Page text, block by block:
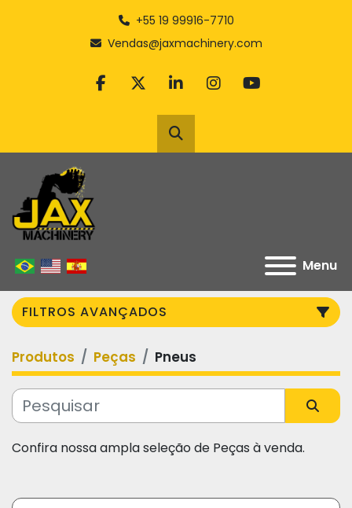
+55 19 99916-7710
Vendas@jaxmachinery.com
facebook
twitterlinkedininstagram
youtube
Pesquisar
Menu
FILTROS AVANÇADOS
Categoria
Fabricante
Produtos Peças Pneus
Confira nossa ampla seleção de Peças à venda.